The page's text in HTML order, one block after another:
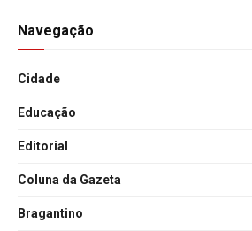
Navegação
Cidade
Educação
Editorial
Coluna da Gazeta
Bragantino